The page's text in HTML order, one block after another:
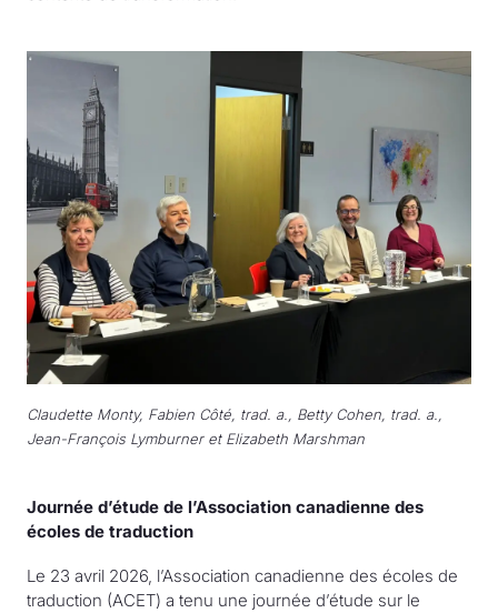
Claudette Monty, Fabien Côté, trad. a., Betty Cohen, trad. a.,
Jean-François Lymburner et Elizabeth Marshman
Journée d’étude de l’Association canadienne des
écoles de traduction
Le 23 avril 2026, l’Association canadienne des écoles de
traduction (ACET) a tenu une journée d’étude sur le